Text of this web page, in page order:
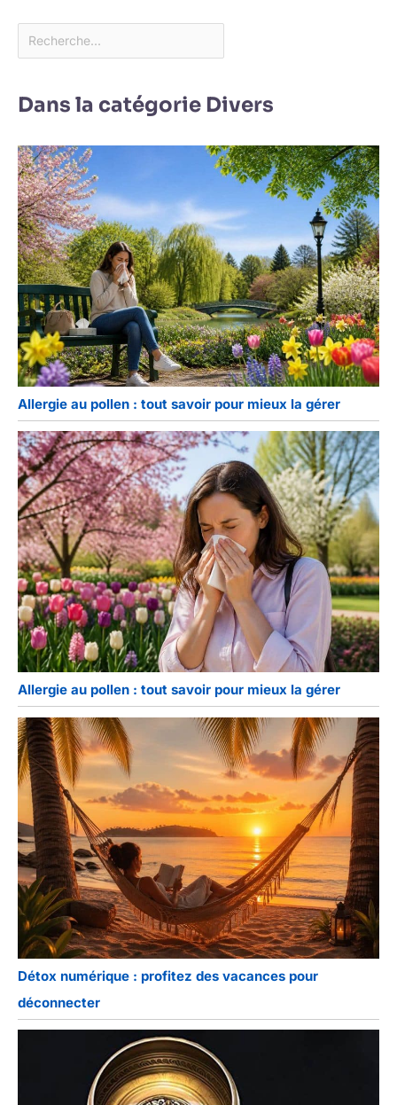
Dans la catégorie Divers
Allergie au pollen : tout savoir pour mieux la gérer
Allergie au pollen : tout savoir pour mieux la gérer
Détox numérique : profitez des vacances pour
déconnecter